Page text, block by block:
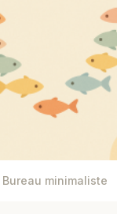
Bureau minimaliste